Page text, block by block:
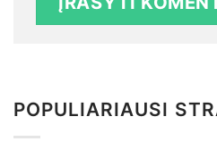
POPULIARIAUSI